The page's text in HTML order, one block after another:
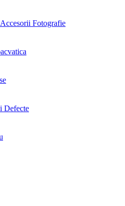
Fotografie
Defecte